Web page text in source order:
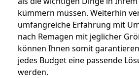
kümmern müssen. Weiterhin
umfangreiche Erfahrung mit
nach Remagen mit jeglicher
können Ihnen somit
jedes Budget eine passende
werden.